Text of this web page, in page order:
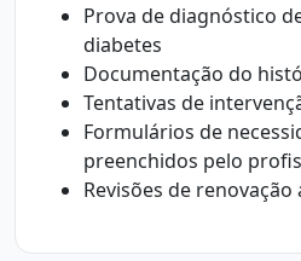
Prova de diagnóstico
diabetes
Documentação do
Tentativas de
Formulários de
preenchidos pelo
Revisões de